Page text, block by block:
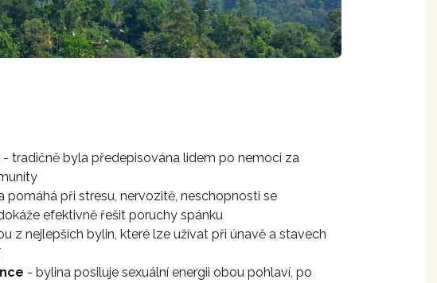
- tradičně byla předepisována lidem po nemoci za
pomáhá při stresu, nervozitě, neschopnosti se
efektivně řešit poruchy spánku
z nejlepších bylin, které lze užívat při únavě a stavech
- bylina posiluje sexuální energii obou pohlaví, po